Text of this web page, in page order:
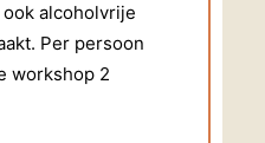
alcoholvrije
Per persoon
workshop 2